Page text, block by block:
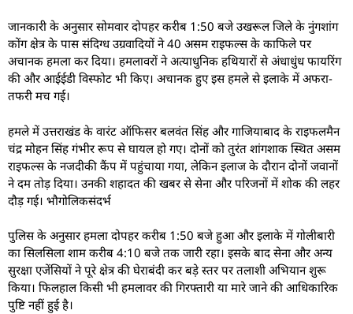
जानकारी के अनुसार सोमवार दोपहर करीब 1:50 बजे उखरूल जिले के नुंगशांग
कोंग क्षेत्र के पास संदिग्ध उग्रवादियों ने 40 असम राइफल्स के काफिले पर
अचानक हमला कर दिया। हमलावरों ने अत्याधुनिक हथियारों से अंधाधुंध फायरिंग
की और आईईडी विस्फोट भी किए। अचानक हुए इस हमले से इलाके में अफरा-
तफरी मच गई।
हमले में उत्तराखंड के वारंट ऑफिसर बलवंत सिंह और गाजियाबाद के राइफलमैन
चंद्र मोहन सिंह गंभीर रूप से घायल हो गए। दोनों को तुरंत शांगशाक स्थित असम
राइफल्स के नजदीकी कैंप में पहुंचाया गया, लेकिन इलाज के दौरान दोनों जवानों
ने दम तोड़ दिया। उनकी शहादत की खबर से सेना और परिजनों में शोक की लहर
दौड़ गई। भौगोलिकसंदर्भ
पुलिस के अनुसार हमला दोपहर करीब 1:50 बजे हुआ और इलाके में गोलीबारी
का सिलसिला शाम करीब 4:10 बजे तक जारी रहा। इसके बाद सेना और अन्य
सुरक्षा एजेंसियों ने पूरे क्षेत्र की घेराबंदी कर बड़े स्तर पर तलाशी अभियान शुरू
किया। फिलहाल किसी भी हमलावर की गिरफ्तारी या मारे जाने की आधिकारिक
पुष्टि नहीं हुई है।